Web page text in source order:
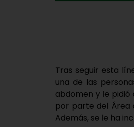
Tras seguir esta
una de las
abdomen y le pidió
por parte del Área
Además, se le ha